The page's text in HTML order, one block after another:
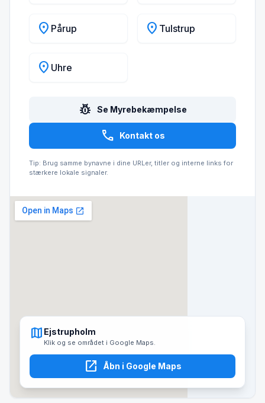
location_on Pårup location_on Tulstrup
location_on Uhre
pest_control Se Myrebekæmpelse
call Kontakt os
Tip: Brug samme bynavne i dine URLer, titler og interne links for
stærkere lokale signaler.
map Ejstrupholm
Klik og se området i Google Maps.
open_in_new Åbn i Google Maps